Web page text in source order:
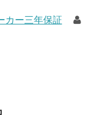
カー三年保証